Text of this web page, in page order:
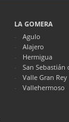
LA GOMERA
Agulo
Alajero
Hermigua
San Sebastián
Valle Gran Rey
Vallehermoso